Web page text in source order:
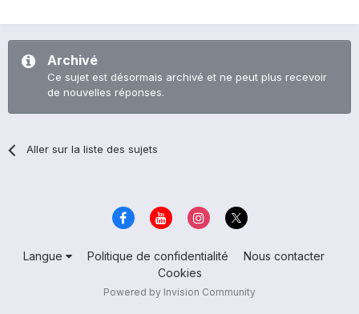
Archivé
Ce sujet est désormais archivé et ne peut plus recevoir
de nouvelles réponses.
Aller sur la liste des sujets
Langue Politique de confidentialité
Nous contacter
Cookies
Powered by Invision Community